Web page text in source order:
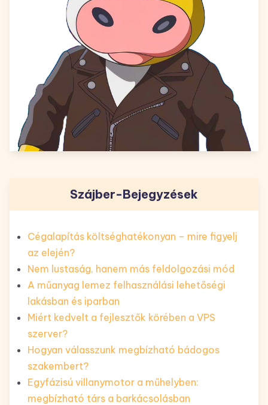
Szájber-Bejegyzések
Cégalapítás költséghatékonyan – mire figyelj
az elején?
Nem lustaság, hanem más feldolgozási mód
A műanyag lemez felhasználási lehetőségi
lakásban és iparban
Miért kedvelt a fejlesztők körében a VPS
szerver?
Hogyan válasszunk megbízható bádogos
szakembert?
Egyfázisú villanymotor a műhelyben:
megbízható társ a barkácsolásban